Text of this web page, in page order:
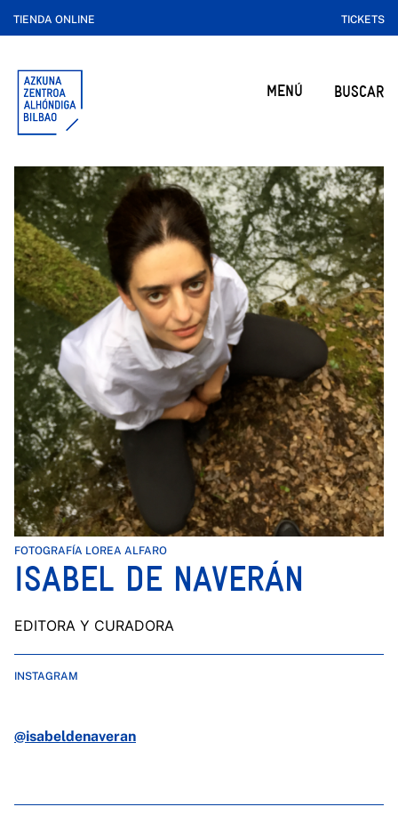
TIENDA ONLINE TICKETS
MENÚ BUSCAR
FOTOGRAFÍA LOREA ALFARO
ISABEL DE NAVERÁN
EDITORA Y CURADORA
INSTAGRAM
@isabeldenaveran